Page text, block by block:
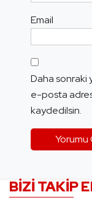
Email
Daha sonraki
e-posta
kaydedilsin.
BIZI TAKIP